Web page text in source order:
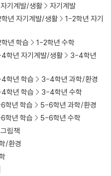
자기계발/생활
자기계발
년 자기계발/생활
1-2학년 자기
년 학습
1-2학년 수학
학년 자기계발/생활
3-4학년
학년 학습
3-4학년 과학/환경
학년 학습
3-4학년 수학
학년 학습
5-6학년 과학/환경
학년 학습
5-6학년 수학
그림책
/환경